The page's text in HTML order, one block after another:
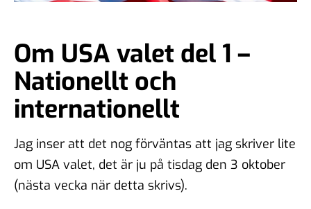
Om USA valet del 1 –
Nationellt och
internationellt
Jag inser att det nog förväntas att jag skriver lite
om USA valet, det är ju på tisdag den 3 oktober
(nästa vecka när detta skrivs).